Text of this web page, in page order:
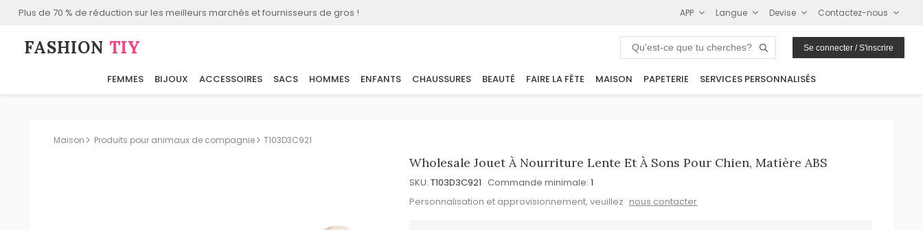
Plus de 70 % de réduction sur les meilleurs marchés et fournisseurs de gros ! APP Langue Devise Contactez-nous
FASHION⁠ TIY Se connecter / S'inscrire
FEMMES BIJOUX ACCESSOIRES SACS HOMMES ENFANTS CHAUSSURES BEAUTÉ FAIRE LA FÊTE MAISON PAPETERIE SERVICES PERSONNALISÉS
Maison Produits pour animaux de compagnie T103D3C921
Wholesale Jouet À Nourriture Lente Et À Sons Pour Chien, Matière ABS
SKU: T103D3C921 Commande minimale: 1
Personnalisation et approvisionnement, veuillez nous contacter